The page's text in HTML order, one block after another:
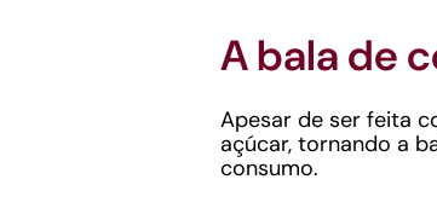
A bala de
Apesar de ser feita
açúcar, tornando a
consumo.